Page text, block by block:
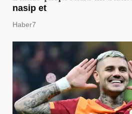
nasip et
Haber7